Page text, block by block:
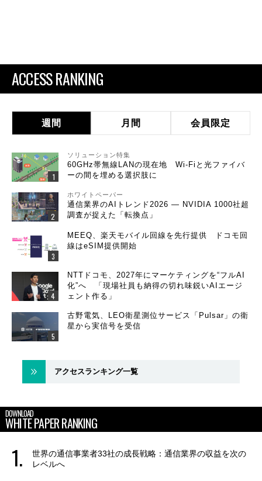
ACCESS RANKING
週間 月間 会員限定
ソリューション特集
60GHz帯無線LANの現在地 Wi-Fiと光ファイバ
ーの間を埋める選択肢に
ホワイトペーパー
通信業界のAIトレンド2026 ― NVIDIA 1000社超
調査が捉えた「転換点」
MEEQ、楽天モバイル回線を先行提供 ドコモ回
線はeSIM提供開始
NTTドコモ、2027年にマーケティングを“フルAI
化”へ 「現場社員も納得の切れ味鋭いAIエージ
ェント作る」
古野電気、LEO衛星測位サービス「Pulsar」の衛
星から実信号を受信
アクセスランキング一覧
DOWNLOAD
WHITE PAPER RANKING
世界の通信事業者33社の成長戦略：通信業界の収益を次の
レベルへ